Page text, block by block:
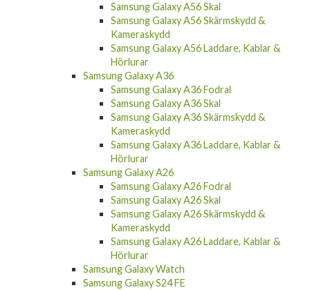
Samsung Galaxy A56 Skal
Samsung Galaxy A56 Skärmskydd &
Kameraskydd
Samsung Galaxy A56 Laddare, Kablar &
Hörlurar
Samsung Galaxy A36
Samsung Galaxy A36 Fodral
Samsung Galaxy A36 Skal
Samsung Galaxy A36 Skärmskydd &
Kameraskydd
Samsung Galaxy A36 Laddare, Kablar &
Hörlurar
Samsung Galaxy A26
Samsung Galaxy A26 Fodral
Samsung Galaxy A26 Skal
Samsung Galaxy A26 Skärmskydd &
Kameraskydd
Samsung Galaxy A26 Laddare, Kablar &
Hörlurar
Samsung Galaxy Watch
Samsung Galaxy S24 FE